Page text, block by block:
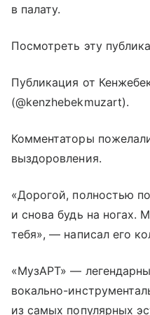
в палату.
Посмотреть эту
Публикация от
(@kenzhebekmuzart).
Комментаторы
выздоровления.
«Дорогой, полностью
и снова будь на
тебя», — написал его
«МузАРТ» —
вокально-
из самых популярных